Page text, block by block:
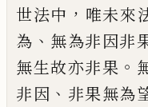
世法中 ， 唯未來
為 、 無為非因非
無生故亦非果 。
非因 、 非果無為